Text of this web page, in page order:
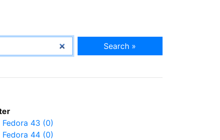
Search »
Fedora 43 (0)
Fedora 44 (0)